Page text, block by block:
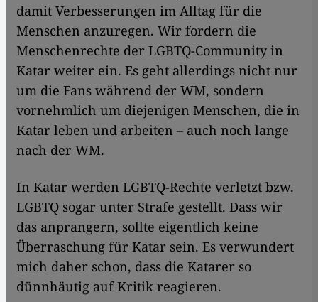
damit Verbesserungen im Alltag für die
Menschen anzuregen. Wir fordern die
Menschenrechte der LGBTQ-Community in
Katar weiter ein. Es geht allerdings nicht nur
um die Fans während der WM, sondern
vornehmlich um diejenigen Menschen, die in
Katar leben und arbeiten – auch noch lange
nach der WM.
In Katar werden LGBTQ-Rechte verletzt bzw.
LGBTQ sogar unter Strafe gestellt. Dass wir
das anprangern, sollte eigentlich keine
Überraschung für Katar sein. Es verwundert
mich daher schon, dass die Katarer so
dünnhäutig auf Kritik reagieren.